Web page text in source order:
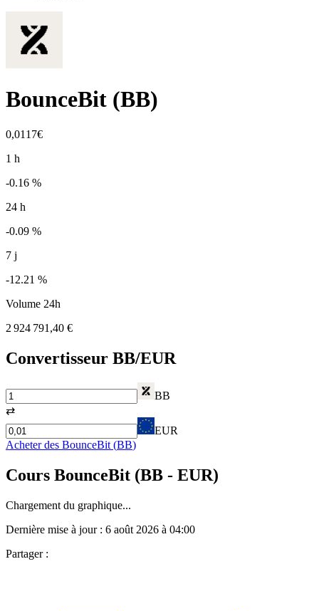
BounceBit (BB)
0,0117€
1 h
-0.16 %
24 h
-0.09 %
7 j
-12.21 %
Volume 24h
2 924 791,40 €
Convertisseur BB/EUR
BB
⇄
EUR
Acheter des BounceBit (BB)
Cours BounceBit (BB - EUR)
Chargement du graphique...
Dernière mise à jour : 6 août 2026 à 04:00
Partager :